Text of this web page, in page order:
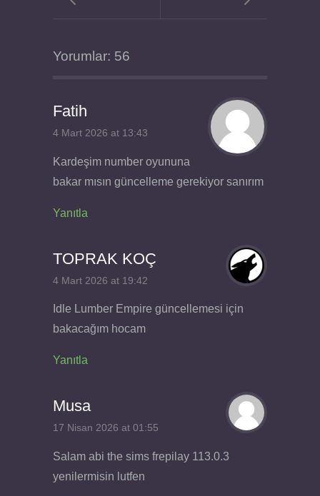
Yorumlar: 56
Fatih
4 Mart 2026 at 13:43
Kardeşim number oyununa
bakar mısın güncelleme gerekiyor sanırım
Yanıtla
TOPRAK KOÇ
4 Mart 2026 at 19:42
Idle Lumber Empire güncellemesi için
bakacağım hocam
Yanıtla
Musa
17 Nisan 2026 at 01:55
Salam abi the sims frepilay 113.0.3
yenilermisin lutfen